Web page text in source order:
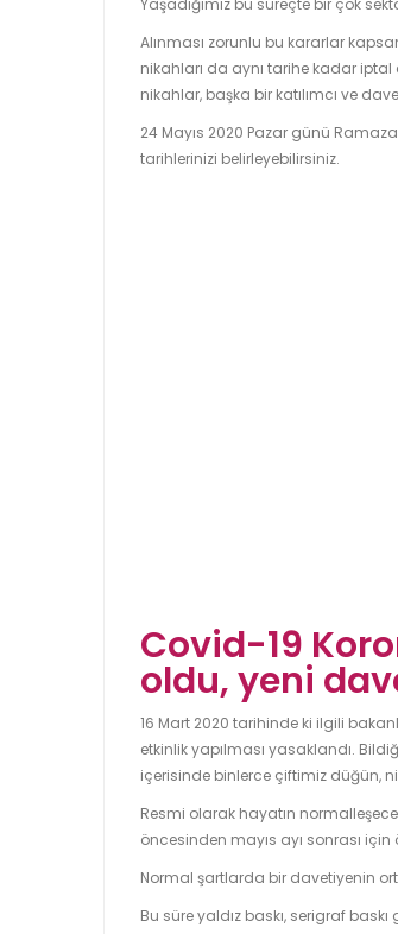
Yaşadığımız bu süreçte bir çok
Alınması zorunlu bu kararlar
nikahları da aynı tarihe kadar
nikahlar, başka bir katılımcı ve
24 Mayıs 2020 Pazar günü
tarihlerinizi belirleyebilirsiniz.
Covid-19
oldu, yeni
16 Mart 2020 tarihinde ki ilgili
etkinlik yapılması yasaklandı.
içerisinde binlerce çiftimiz düğün,
Resmi olarak hayatın
öncesinden mayıs ayı sonrası
Normal şartlarda bir davetiyenin
Bu süre yaldız baskı, serigraf